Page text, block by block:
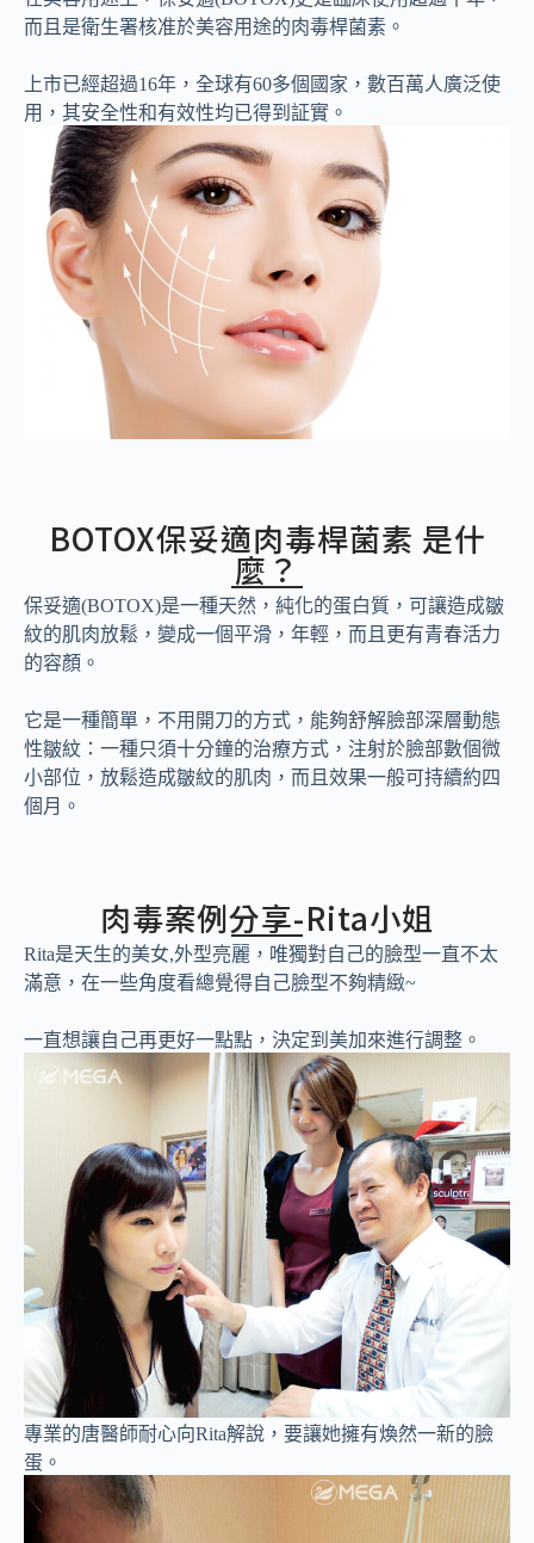
而且是衛生署核准於美容用途的肉毒桿菌素。
上市已經超過16年，全球有60多個國家，數百萬人廣泛使
用，其安全性和有效性均已得到証實。
BOTOX保妥適肉毒桿菌素 是什
麼？
保妥適(BOTOX)是一種天然，純化的蛋白質，可讓造成皺
紋的肌肉放鬆，變成一個平滑，年輕，而且更有青春活力
的容顏。
它是一種簡單，不用開刀的方式，能夠舒解臉部深層動態
性皺紋：一種只須十分鐘的治療方式，注射於臉部數個微
小部位，放鬆造成皺紋的肌肉，而且效果一般可持續約四
個月。
肉毒案例分享-Rita小姐
Rita是天生的美女,外型亮麗，唯獨對自己的臉型一直不太
滿意，在一些角度看總覺得自己臉型不夠精緻~
一直想讓自己再更好一點點，決定到美加來進行調整。
專業的唐醫師耐心向Rita解說，要讓她擁有煥然一新的臉
蛋。